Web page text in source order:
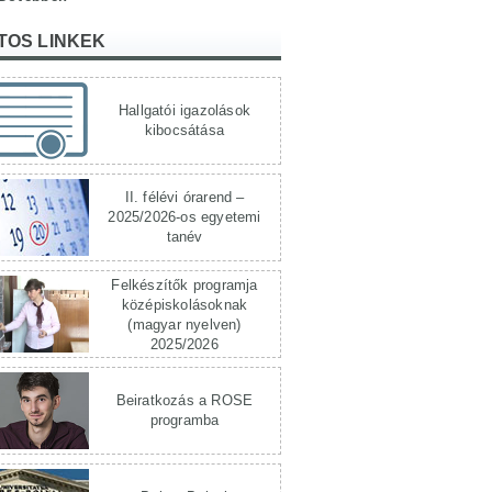
LINKEK
Hallgatói igazolások
kibocsátása
II. félévi órarend –
2025/2026-os egyetemi
tanév
Felkészítők programja
középiskolásoknak
(magyar nyelven)
2025/2026
Beiratkozás a ROSE
programba